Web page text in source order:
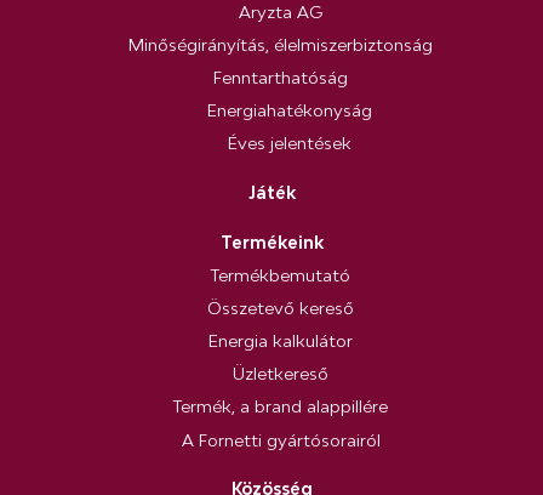
Aryzta AG
Minőségirányítás, élelmiszerbiztonság
Fenntarthatóság
Energiahatékonyság
Éves jelentések
Játék
Termékeink
Termékbemutató
Összetevő kereső
Energia kalkulátor
Üzletkereső
Termék, a brand alappillére
A Fornetti gyártósorairól
Közösség